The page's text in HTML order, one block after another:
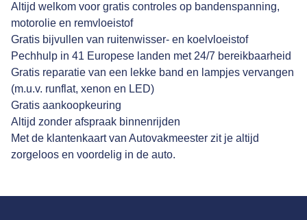
Altijd welkom voor gratis controles op bandenspanning,
motorolie en remvloeistof
Gratis bijvullen van ruitenwisser- en koelvloeistof
Pechhulp in 41 Europese landen met 24/7 bereikbaarheid
Gratis reparatie van een lekke band en lampjes vervangen
(m.u.v. runflat, xenon en LED)
Gratis aankoopkeuring
Altijd zonder afspraak binnenrijden
Met de klantenkaart van Autovakmeester zit je altijd
zorgeloos en voordelig in de auto.